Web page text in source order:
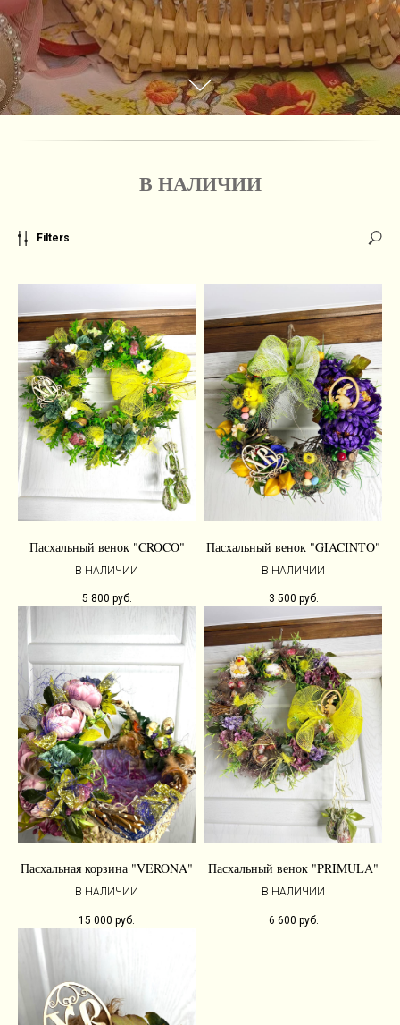
В НАЛИЧИИ
Filters
Пасхальный венок "CROCO"
В НАЛИЧИИ
5 800 руб.
Пасхальный венок "GIACINTO"
В НАЛИЧИИ
3 500 руб.
Пасхальная корзина "VERONA"
В НАЛИЧИИ
15 000 руб.
Пасхальный венок "PRIMULA"
В НАЛИЧИИ
6 600 руб.